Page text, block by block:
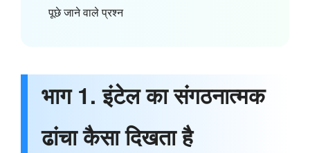
पूछे जाने वाले प्रश्न
भाग 1. इंटेल का संगठनात्मक
ढांचा कैसा दिखता है